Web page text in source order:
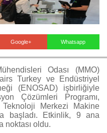
Google+ Whatsapp
Odası (MMO)
Turkey ve Endüstriyel
(ENOSAD) işbirliğiyle
Çözümleri Programı,
Merkezi Makine
başladı. Etkinlik, 9 ana
noktası oldu.
İLETİŞİM
Haberin Doğru Adresi.